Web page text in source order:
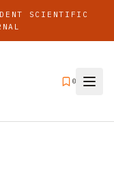
SCIENTIFIC
0